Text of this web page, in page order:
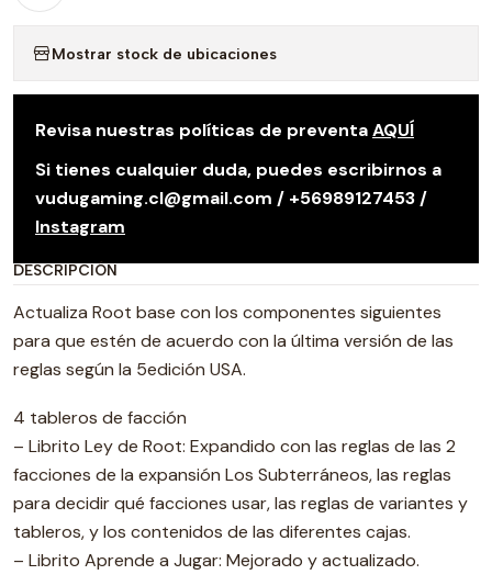
Mostrar stock de ubicaciones
Revisa nuestras políticas de preventaAQUÍ
Si tienes cualquier duda, puedes escribirnos a
vudugaming.cl@gmail.com / +56989127453 /
Instagram
DESCRIPCIÓN
Actualiza Root base con los componentes siguientes
para que estén de acuerdo con la última versión de las
reglas según la 5edición USA.
4 tableros de facción
– Librito Ley de Root: Expandido con las reglas de las 2
facciones de la expansión Los Subterráneos, las reglas
para decidir qué facciones usar, las reglas de variantes y
tableros, y los contenidos de las diferentes cajas.
– Librito Aprende a Jugar: Mejorado y actualizado.